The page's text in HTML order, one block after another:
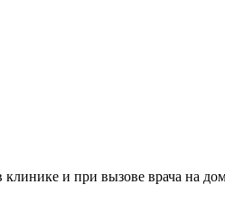
и при вызове врача на